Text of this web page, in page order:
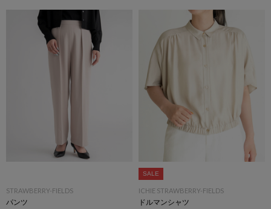
STRAWBERRY-FIELDS
パンツ
SALE
ICHIE STRAWBERRY-FIELDS
ドルマンシャツ